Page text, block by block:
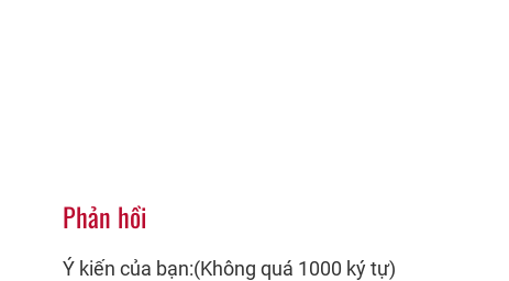
Phản hồi
Ý kiến của bạn:(Không quá 1000 ký tự)